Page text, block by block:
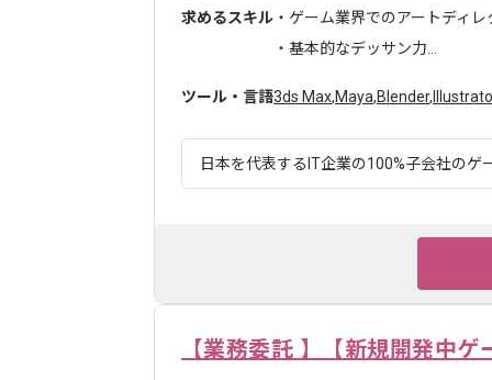
求めるスキル ・ゲーム業界でのアートディ
・基本的なデッサン力...
ツール・言語3ds Max,Maya,Blender,
日本を代表するIT企業の100%子会社のゲ
【業務委託 】【新規開発中